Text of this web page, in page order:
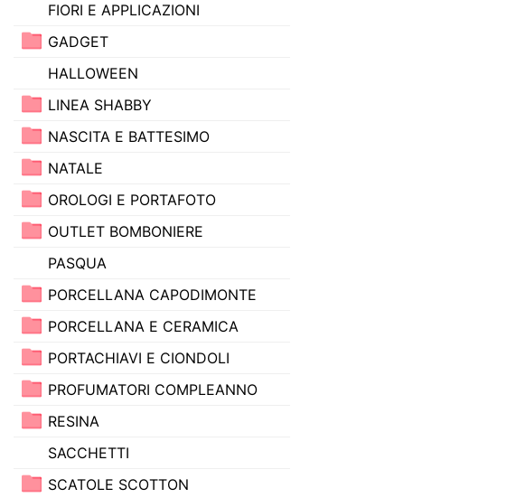
FIORI E APPLICAZIONI
GADGET
HALLOWEEN
LINEA SHABBY
NASCITA E BATTESIMO
NATALE
OROLOGI E PORTAFOTO
OUTLET BOMBONIERE
PASQUA
PORCELLANA CAPODIMONTE
PORCELLANA E CERAMICA
PORTACHIAVI E CIONDOLI
PROFUMATORI COMPLEANNO
RESINA
SACCHETTI
SCATOLE SCOTTON